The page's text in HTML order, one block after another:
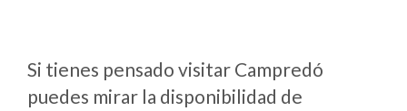
Si tienes pensado visitar Campredó
puedes mirar la disponibilidad de